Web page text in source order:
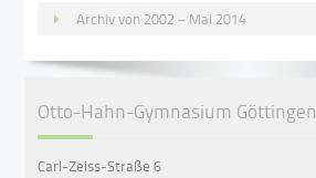
Archiv von 2002 – Mai 2014
Otto-Hahn-Gymnasium Göttingen
Carl-Zeiss-Straße 6